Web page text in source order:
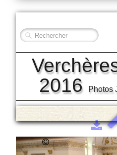
2016
Photos
2020 Association
Louis